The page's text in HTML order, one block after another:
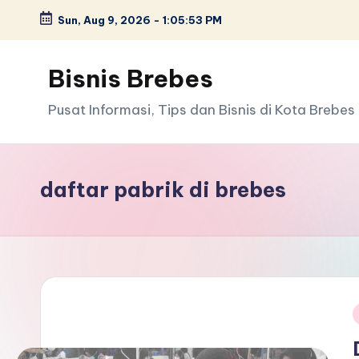
Skip
content
Sun, Aug 9, 2026 - 1:05:53 PM
Bisnis Brebes
Pusat Informasi, Tips dan Bisnis di Kota Brebes
daftar pabrik di brebes